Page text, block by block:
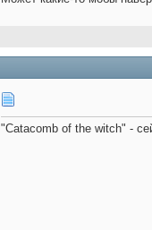
"Catacomb of the witch" -